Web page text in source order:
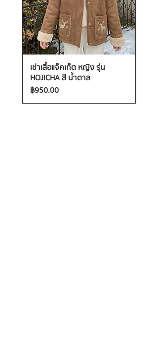
เช่าเสื้อแจ็คเก็ต หญิง รุ่น
HOJICHA สี น้ำตาล
ราคา
฿950.00